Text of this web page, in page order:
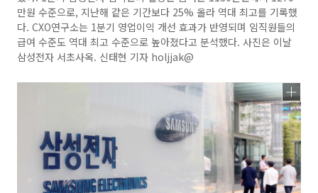
만원 수준으로, 지난해 같은 기간보다 25% 올라 역대 최고를 기록했
다. CXO연구소는 1분기 영업이익 개선 효과가 반영되며 임직원들의
급여 수준도 역대 최고 수준으로 높아졌다고 분석했다. 사진은 이날
삼성전자 서초사옥. 신태현 기자 holjjak@